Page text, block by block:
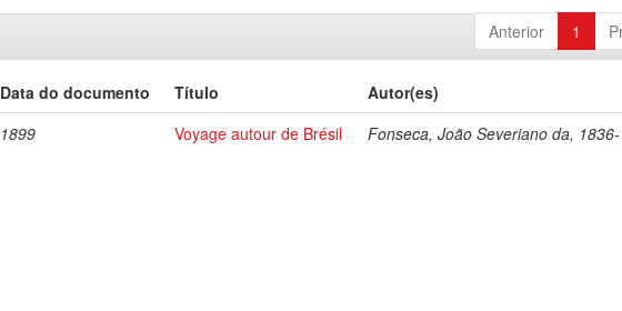
Anterior 1
Data do documento Título
Autor(es)
1899
Voyage autour de Brésil Fonseca, João Severiano da,